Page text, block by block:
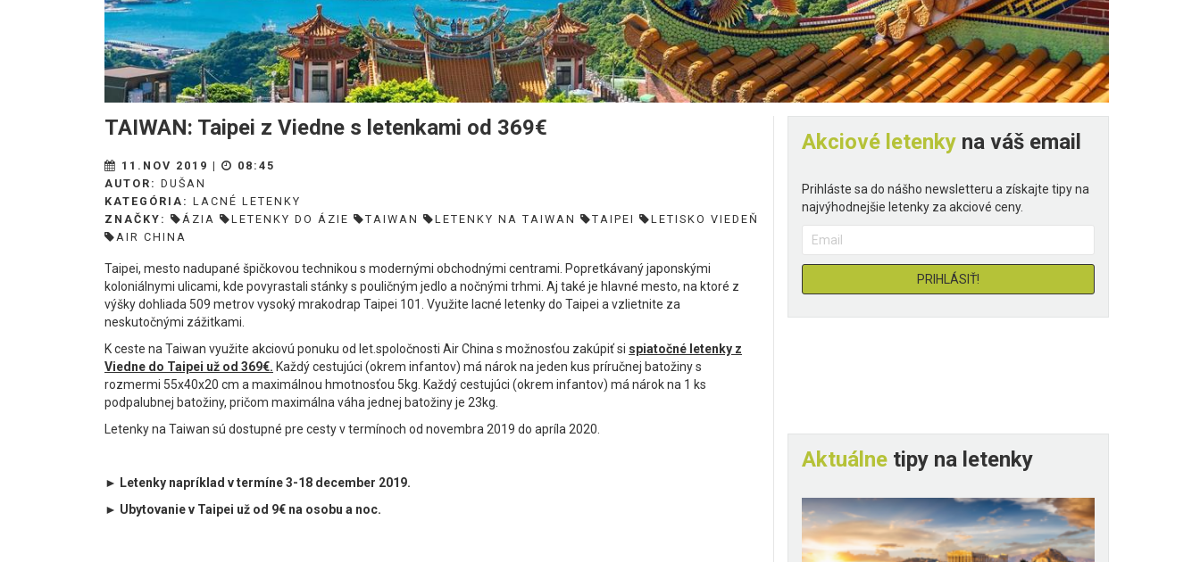
TAIWAN: Taipei z Viedne s letenkami od 369€
11.NOV 2019 |
08:45
AUTOR: DUŠAN
KATEGÓRIA: LACNÉ LETENKY
ZNAČKY:
ÁZIA LETENKY DO ÁZIE TAIWAN LETENKY NA TAIWAN TAIPEI
LETISKO VIEDEŇ
AIR CHINA
Taipei, mesto nadupané špičkovou technikou s modernými obchodnými centrami. Popretkávaný japonskými
koloniálnymi ulicami, kde povyrastali stánky s pouličným jedlo a nočnými trhmi. Aj také je hlavné mesto, na ktoré z
výšky dohliada 509 metrov vysoký mrakodrap Taipei 101. Využite lacné letenky do Taipei a vzlietnite za
neskutočnými zážitkami.
K ceste na Taiwan využite akciovú ponuku od let.spoločnosti Air China s možnosťou zakúpiť si spiatočné letenky z
Viedne do Taipei už od 369€. Každý cestujúci (okrem infantov) má nárok na jeden kus príručnej batožiny s
rozmermi 55x40x20 cm a maximálnou hmotnosťou 5kg. Každý cestujúci (okrem infantov) má nárok na 1 ks
podpalubnej batožiny, pričom maximálna váha jednej batožiny je 23kg.
Letenky na Taiwan sú dostupné pre cesty v termínoch od novembra 2019 do apríla 2020.
► Letenky napríklad v termíne 3-18 december 2019.
► Ubytovanie v Taipei už od 9€ na osobu a noc.
Akciové letenky na váš email
Prihláste sa do nášho newsletteru a získajte tipy na
najvýhodnejšie letenky za akciové ceny.
Aktuálne tipy na letenky